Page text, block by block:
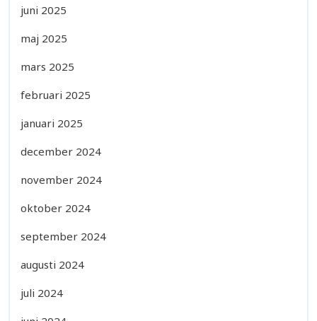
juni 2025
maj 2025
mars 2025
februari 2025
januari 2025
december 2024
november 2024
oktober 2024
september 2024
augusti 2024
juli 2024